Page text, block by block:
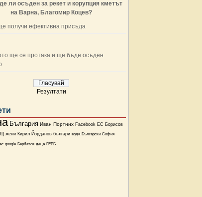
ли осъден за рекет и корупция кметът
на Варна, Благомир Коцев?
получи ефективна присъда
ще се протака и ще бъде осъден
Резултати
България Иван Портних Facebook ЕС Борисов
жени Кирил Йорданов българи вода Български София
google Бербатов деца ГЕРБ